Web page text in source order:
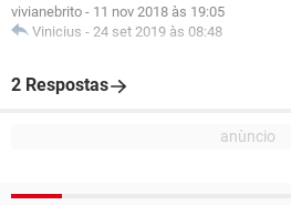
vivianebrito - 11 nov 2018 às 19:05
Vinicius - 24 set 2019 às 08:48
2 Respostas